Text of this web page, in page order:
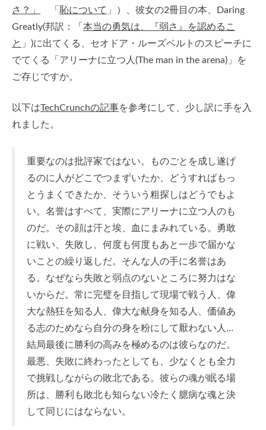
さ？」
「 恥について 」）、彼女の2冊目の本、Daring
Greatly(邦訳：「 本当の勇気は、『弱さ』を認めるこ
と 」)に出てくる、セオドア・ルーズベルトのスピーチに
でてくる「アリーナに立つ人(The man in the arena)」を
ご存じですか。
以下はTechCrunchの記事を参考にして、少し訳に手を入
れました。
重要なのは批評家ではない。ものごとを成し遂げ
るのに人がどこでつまずいたか、どうすればもっ
とうまくできたか、そういう粗探しはどうでもよ
い。名誉はすべて、実際にアリーナに立つ人のも
のだ。その顔は汗と埃、血にまみれている。勇敢
に戦い、失敗し、何度も何度もあと一歩で届かな
いことの繰り返しだ。そんな人の手に名誉はあ
る。なぜなら失敗と弱点のないところに努力はな
いからだ。常に完璧を目指して現場で戦う人、偉
大な熱狂を知る人、偉大な献身を知る人、価値あ
る志のためなら自分の身を粉にして厭わない人…
結局最後に勝利の高みを極めるのは彼らなのだ。
最悪、失敗に終わったとしても、少なくとも全力
で挑戦しながらの敗北である。彼らの魂が眠る場
所は、勝利も敗北も知らない冷たく臆病な魂と決
して同じにはならない。